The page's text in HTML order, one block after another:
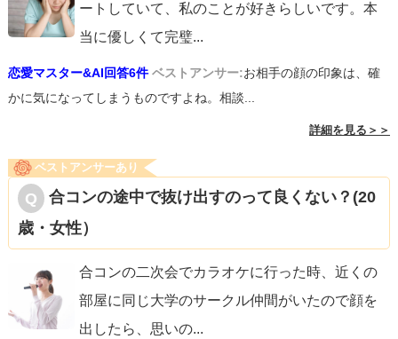
ートしていて、私のことが好きらしいです。本
当に優しくて完璧...
恋愛マスター&AI回答6件 ベストアンサー:お相手の顔の印象は、確
かに気になってしまうものですよね。相談...
詳細を見る＞＞
ベストアンサーあり
合コンの途中で抜け出すのって良くない？(20
歳・女性）
合コンの二次会でカラオケに行った時、近くの
部屋に同じ大学のサークル仲間がいたので顔を
出したら、思いの...